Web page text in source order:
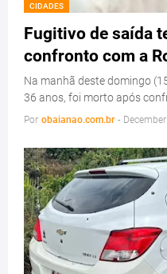
CIDADES
Fugitivo de saída
confronto com a
Na manhã deste domingo
36 anos, foi morto após
Por obaianao.com.br -